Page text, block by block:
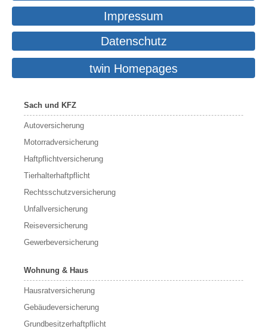
Impressum
Datenschutz
twin Homepages
Sach und KFZ
Autoversicherung
Motorradversicherung
Haftpflichtversicherung
Tierhalterhaftpflicht
Rechtsschutzversicherung
Unfallversicherung
Reiseversicherung
Gewerbeversicherung
Wohnung & Haus
Hausratversicherung
Gebäudeversicherung
Grundbesitzerhaftpflicht